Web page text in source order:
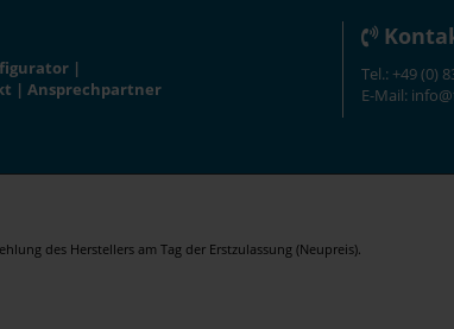
|
|Ansprechpartner
Tel.: +49 (0)
E-Mail:
des Herstellers am Tag der Erstzulassung (Neupreis).